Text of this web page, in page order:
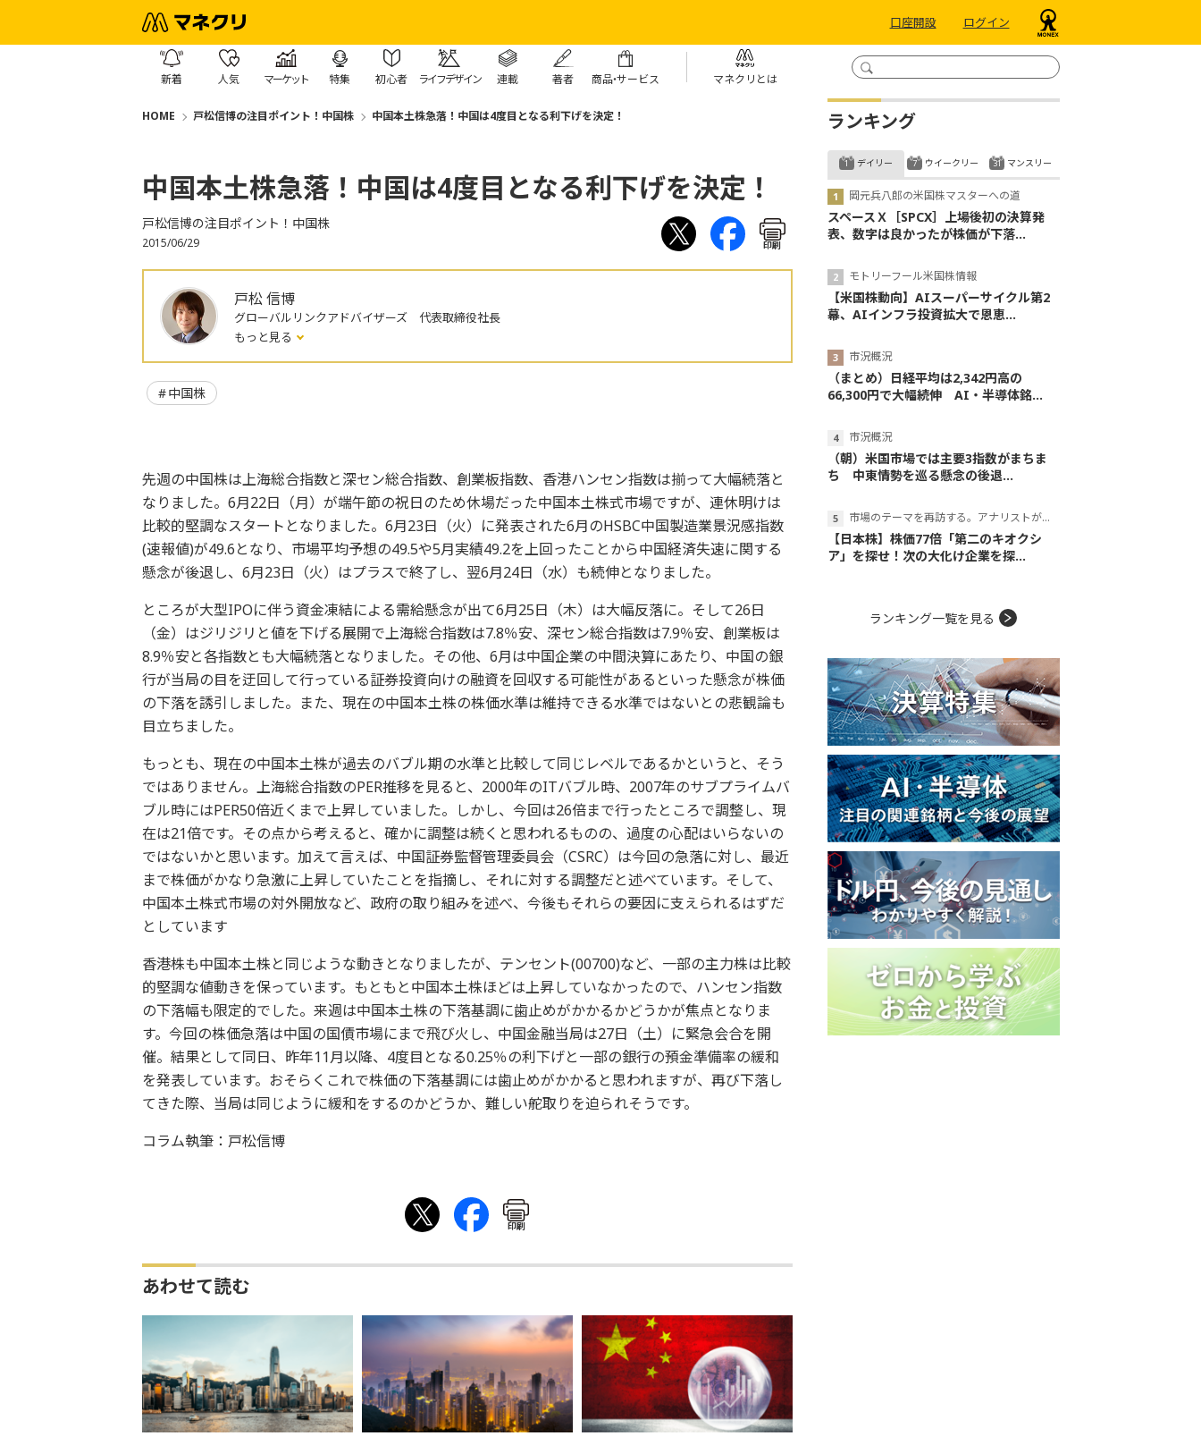
口座開設 ログイン
新着 人気 マーケット 特集 初心者 ライフデザイン 連載 著者 商品・サービス マネクリとは
HOME 戸松信博の注目ポイント！中国株 中国本土株急落！中国は4度目となる利下げを決定！
中国本土株急落！中国は4度目となる利下げを決定！
戸松信博の注目ポイント！中国株
2015/06/29 印刷
戸松 信博
グローバルリンクアドバイザーズ 代表取締役社長
もっと見る
中国株
先週の中国株は上海総合指数と深セン総合指数、創業板指数、香港ハンセン指数は揃って大幅続落と
なりました。6月22日（月）が端午節の祝日のため休場だった中国本土株式市場ですが、連休明けは
比較的堅調なスタートとなりました。6月23日（火）に発表された6月のHSBC中国製造業景況感指数
(速報値)が49.6となり、市場平均予想の49.5や5月実績49.2を上回ったことから中国経済失速に関する
懸念が後退し、6月23日（火）はプラスで終了し、翌6月24日（水）も続伸となりました。
ところが大型IPOに伴う資金凍結による需給懸念が出て6月25日（木）は大幅反落に。そして26日
（金）はジリジリと値を下げる展開で上海総合指数は7.8％安、深セン総合指数は7.9％安、創業板は
8.9％安と各指数とも大幅続落となりました。その他、6月は中国企業の中間決算にあたり、中国の銀
行が当局の目を迂回して行っている証券投資向けの融資を回収する可能性があるといった懸念が株価
の下落を誘引しました。また、現在の中国本土株の株価水準は維持できる水準ではないとの悲観論も
目立ちました。
もっとも、現在の中国本土株が過去のバブル期の水準と比較して同じレベルであるかというと、そう
ではありません。上海総合指数のPER推移を見ると、2000年のITバブル時、2007年のサブプライムバ
ブル時にはPER50倍近くまで上昇していました。しかし、今回は26倍まで行ったところで調整し、現
在は21倍です。その点から考えると、確かに調整は続くと思われるものの、過度の心配はいらないの
ではないかと思います。加えて言えば、中国証券監督管理委員会（CSRC）は今回の急落に対し、最近
まで株価がかなり急激に上昇していたことを指摘し、それに対する調整だと述べています。そして、
中国本土株式市場の対外開放など、政府の取り組みを述べ、今後もそれらの要因に支えられるはずだ
としています
香港株も中国本土株と同じような動きとなりましたが、テンセント(00700)など、一部の主力株は比較
的堅調な値動きを保っています。もともと中国本土株ほどは上昇していなかったので、ハンセン指数
の下落幅も限定的でした。来週は中国本土株の下落基調に歯止めがかかるかどうかが焦点となりま
す。今回の株価急落は中国の国債市場にまで飛び火し、中国金融当局は27日（土）に緊急会合を開
催。結果として同日、昨年11月以降、4度目となる0.25％の利下げと一部の銀行の預金準備率の緩和
を発表しています。おそらくこれで株価の下落基調には歯止めがかかると思われますが、再び下落し
てきた際、当局は同じように緩和をするのかどうか、難しい舵取りを迫られそうです。
コラム執筆：戸松信博
印刷
あわせて読む
ランキング
デイリー
岡元兵八郎の米国株マスターへの道
スペースＸ［SPCX］上場後初の決算発
表、数字は良かったが株価が下落...
モトリーフール米国株情報
【米国株動向】AIスーパーサイクル第2
幕、AIインフラ投資拡大で恩恵...
市況概況
（まとめ）日経平均は2,342円高の
66,300円で大幅続伸 AI・半導体銘...
市況概況
（朝）米国市場では主要3指数がまちま
ち 中東情勢を巡る懸念の後退...
市場のテーマを再訪する。アナリストが読み解くテーマの本質
【日本株】株価77倍「第二のキオクシ
ア」を探せ！次の大化け企業を探...
ウイークリー マンスリー
ランキング一覧を見る